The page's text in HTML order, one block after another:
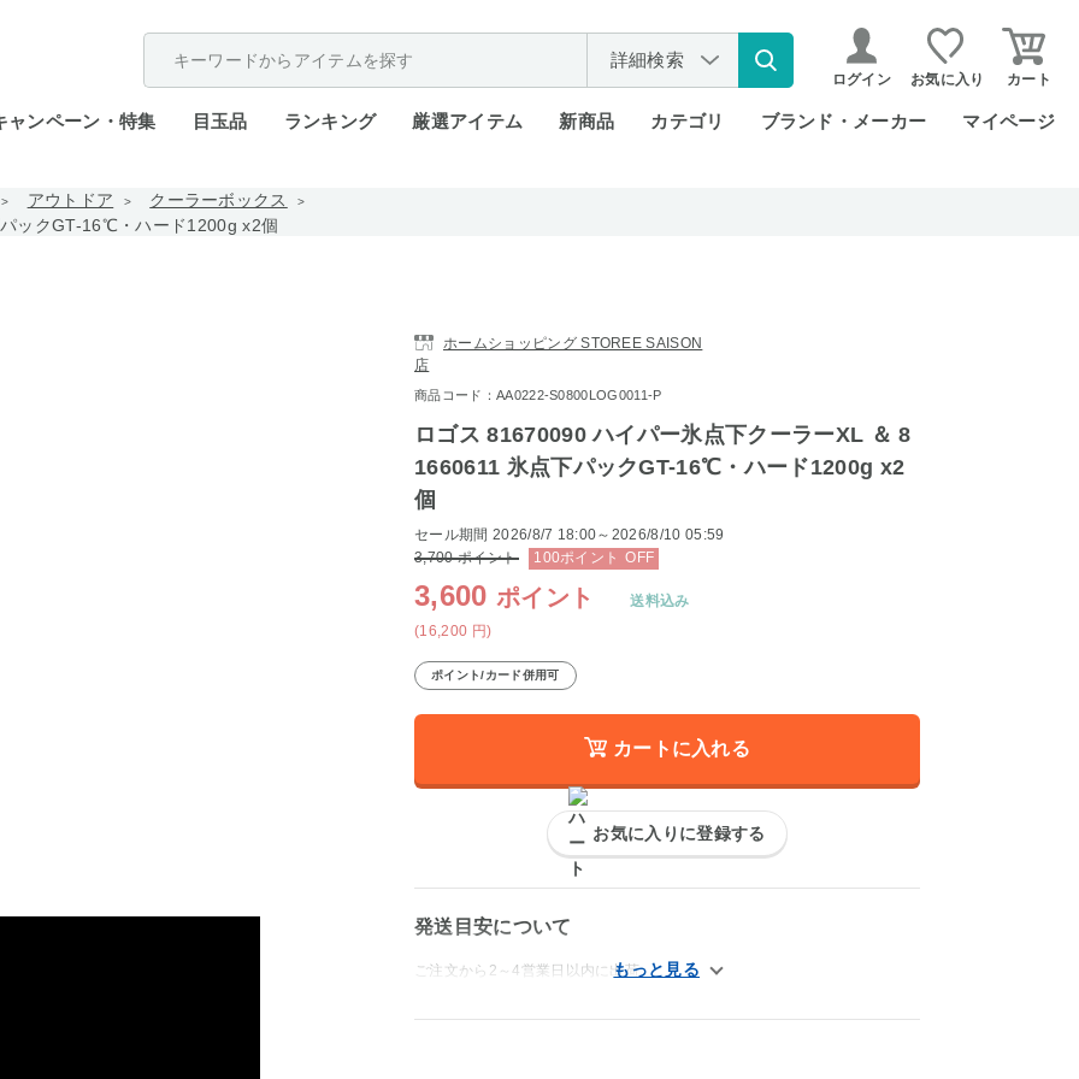
詳細検索
ログイン お気に入り カート
ャンペーン・特集 目玉品 ランキング 厳選アイテム 新商品 カテゴリ ブランド・メーカー マイページ
アウトドア
クーラーボックス
ックGT-16℃・ハード1200g x2個
ホームショッピング STOREE SAISON
店
商品コード：AA0222-S0800LOG0011-P
ロゴス 81670090 ハイパー氷点下クーラーXL ＆ 8
1660611 氷点下パックGT-16℃・ハード1200g x2
個
セール期間 2026/8/7 18:00～2026/8/10 05:59
3,700ポイント 100ポイント OFF
3,600 ポイント
(16,200 円)
送料込み
ポイント/カード併用可
カートに入れる
お気に入りに登録する
発送目安について
ご注文から2～4営業日以内に出荷